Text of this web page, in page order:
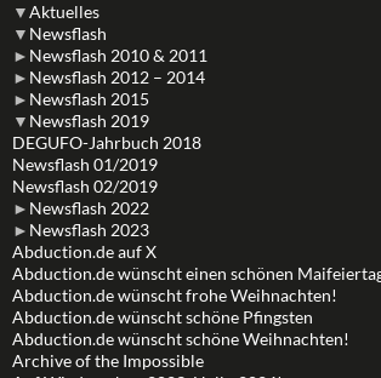
▼Aktuelles
▼ Newsflash
► Newsflash 2010 & 2011
► Newsflash 2012 – 2014
► Newsflash 2015
▼ Newsflash 2019
DEGUFO-Jahrbuch 2018
Newsflash 01/2019
Newsflash 02/2019
► Newsflash 2022
► Newsflash 2023
Abduction.de auf X
Abduction.de wünscht einen schönen
Abduction.de wünscht frohe Weihnachten!
Abduction.de wünscht schöne Pfingsten
Abduction.de wünscht schöne Weihnachten!
Archive of the Impossible